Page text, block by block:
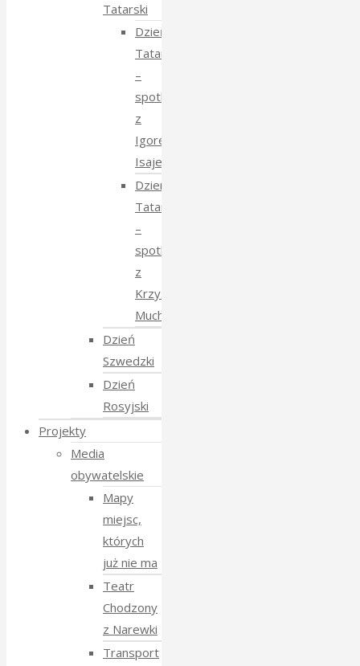
Tatarski
Dzień
Tatarski
–
spotkanie
z
Igorem
Isajewem
Dzien
Tatarski
–
spotkanie
z
Krzysztofem
Mucharskim
Dzień
Szwedzki
Dzień
Rosyjski
Projekty
Media
obywatelskie
Mapy
miejsc,
których
już nie ma
Teatr
Chodzony
z Narewki
Transport